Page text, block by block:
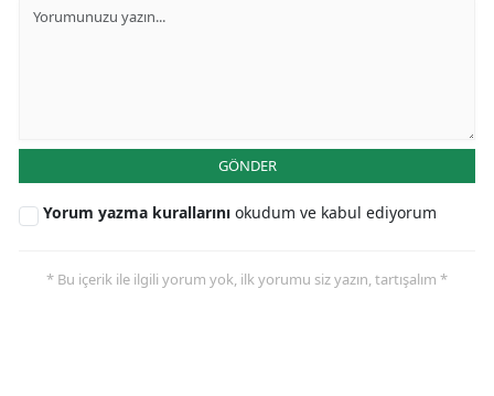
GÖNDER
Yorum yazma kurallarını okudum ve kabul ediyorum
* Bu içerik ile ilgili yorum yok, ilk yorumu siz yazın, tartışalım *